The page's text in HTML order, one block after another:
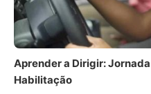
Aprender a Dirigir:
Habilitação